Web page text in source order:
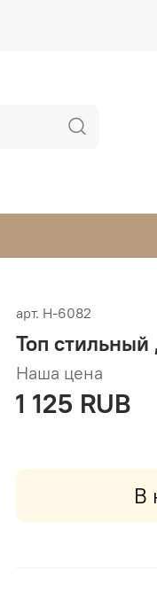
арт. Н-6082
Топ стильный
Наша цена
1 125 RUB
В